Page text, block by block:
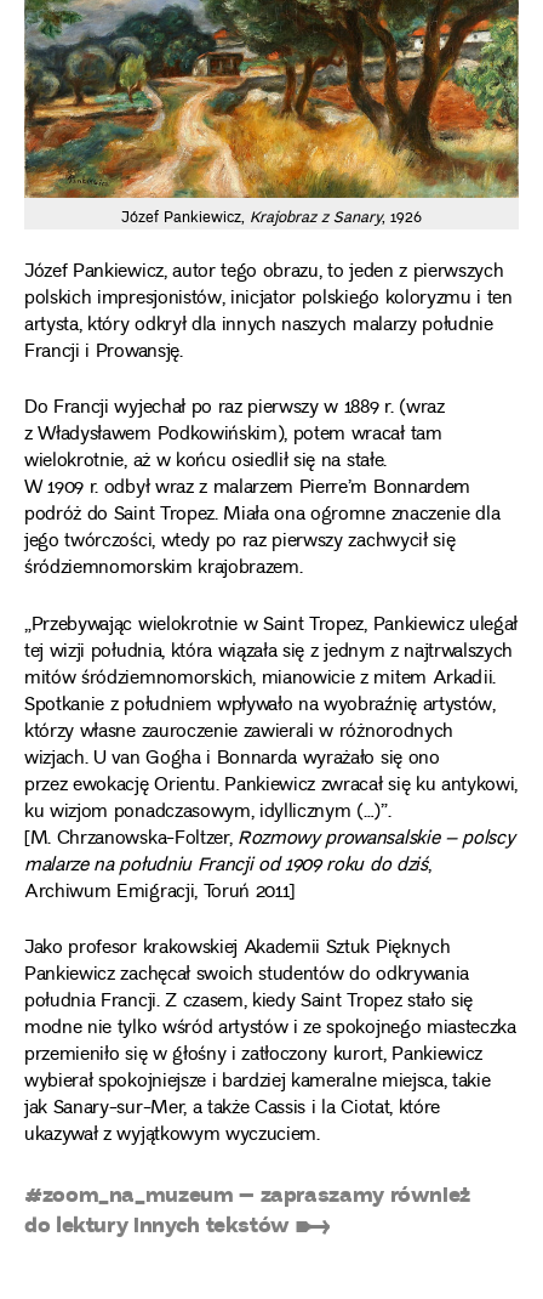
Józef Pankiewicz, Krajobraz z Sanary, 1926
Józef Pankiewicz, autor tego obrazu, to jeden z pierwszych
polskich impresjonistów, inicjator polskiego koloryzmu i ten
artysta, który odkrył dla innych naszych malarzy południe
Francji i Prowansję.
Do Francji wyjechał po raz pierwszy w 1889 r. (wraz
z Władysławem Podkowińskim), potem wracał tam
wielokrotnie, aż w końcu osiedlił się na stałe.
W 1909 r. odbył wraz z malarzem Pierre’m Bonnardem
podróż do Saint Tropez. Miała ona ogromne znaczenie dla
jego twórczości, wtedy po raz pierwszy zachwycił się
śródziemnomorskim krajobrazem.
„Przebywając wielokrotnie w Saint Tropez, Pankiewicz ulegał
tej wizji południa, która wiązała się z jednym z najtrwalszych
mitów śródziemnomorskich, mianowicie z mitem Arkadii.
Spotkanie z południem wpływało na wyobraźnię artystów,
którzy własne zauroczenie zawierali w różnorodnych
wizjach. U van Gogha i Bonnarda wyrażało się ono
przez ewokację Orientu. Pankiewicz zwracał się ku antykowi,
ku wizjom ponadczasowym, idyllicznym (…)”.
[M. Chrzanowska-Foltzer,Rozmowy prowansalskie – polscy
malarze na południu Francji od 1909 roku do dziś,
Archiwum Emigracji, Toruń 2011]
Jako profesor krakowskiej Akademii Sztuk Pięknych
Pankiewicz zachęcał swoich studentów do odkrywania
południa Francji. Z czasem, kiedy Saint Tropez stało się
modne nie tylko wśród artystów i ze spokojnego miasteczka
przemieniło się w głośny i zatłoczony kurort, Pankiewicz
wybierał spokojniejsze i bardziej kameralne miejsca, takie
jak Sanary-sur-Mer, a także Cassis i la Ciotat, które
ukazywał z wyjątkowym wyczuciem.
#zoom_na_muzeum – zapraszamy również
do lektury innych tekstów ➸